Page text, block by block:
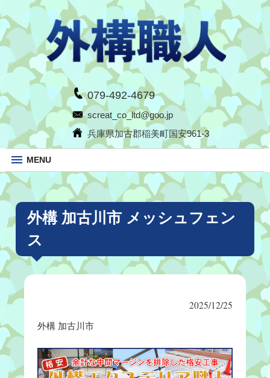
079-492-4679
screat_co_ltd@goo.jp
兵庫県加古郡稲美町国安961-3
MENU
外構 加古川市 メッシュフェン
ス
2025/12/25
外構 加古川市